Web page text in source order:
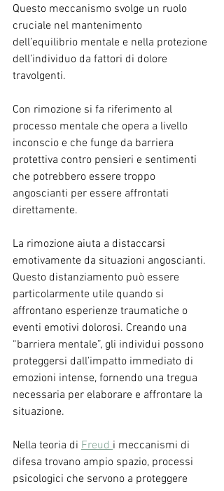
Questo meccanismo svolge un ruolo
cruciale nel mantenimento
dell’equilibrio mentale e nella protezione
dell’individuo da fattori di dolore
travolgenti.
Con rimozione si fa riferimento al
processo mentale che opera a livello
inconscio e che funge da barriera
protettiva contro pensieri e sentimenti
che potrebbero essere troppo
angoscianti per essere affrontati
direttamente.
La rimozione aiuta a distaccarsi
emotivamente da situazioni angoscianti.
Questo distanziamento può essere
particolarmente utile quando si
affrontano esperienze traumatiche o
eventi emotivi dolorosi. Creando una
“barriera mentale”, gli individui possono
proteggersi dall’impatto immediato di
emozioni intense, fornendo una tregua
necessaria per elaborare e affrontare la
situazione.
Nella teoria di Freud i meccanismi di
difesa trovano ampio spazio, processi
psicologici che servono a proteggere